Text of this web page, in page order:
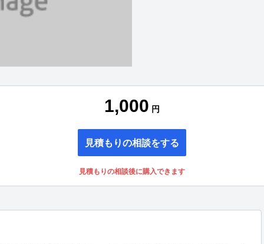
1,000 円
見積もりの相談をする
見積もりの相談後に購入できます